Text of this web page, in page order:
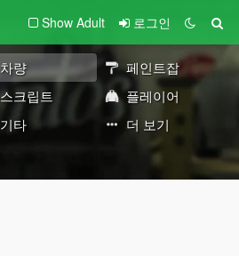
Show Adult 로그인
차량
페인트잡
스크립트
플레이어
기타 더 보기